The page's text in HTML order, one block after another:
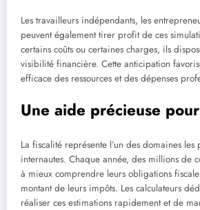
Les travailleurs indépendants, les
peuvent également tirer profit de ces
certains coûts ou certaines charges, ils
visibilité financière. Cette anticipation
efficace des ressources et des dépenses
Une aide précieuse
La fiscalité représente l’un des domaines
internautes. Chaque année, des millions de
à mieux comprendre leurs obligations
montant de leurs impôts. Les calculateurs
réaliser ces estimations rapidement et de